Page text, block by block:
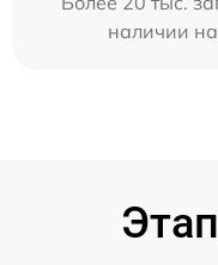
наличии